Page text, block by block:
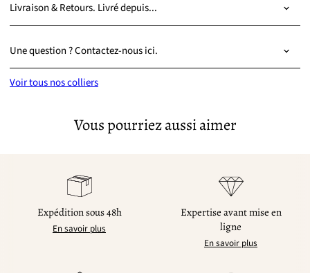
Livraison & Retours. Livré depuis...
Une question ? Contactez-nous ici.
Voir tous nos colliers
Vous pourriez aussi aimer
Expédition sous 48h
En savoir plus
Expertise avant mise en
ligne
En savoir plus